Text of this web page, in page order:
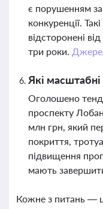
є порушенням
конкуренції.
відсторонені
три роки.
Які
Оголошено
проспекту
млн грн, який
покриття,
підвищення
мають
Кожне з питань —